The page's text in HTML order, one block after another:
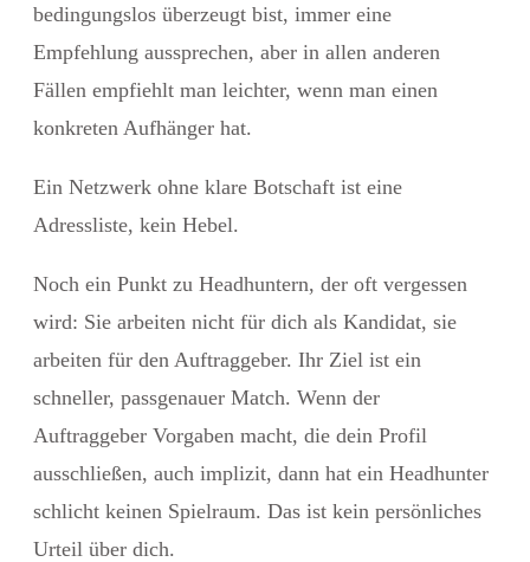
bedingungslos überzeugt bist, immer eine
Empfehlung aussprechen, aber in allen anderen
Fällen empfiehlt man leichter, wenn man einen
konkreten Aufhänger hat.
Ein Netzwerk ohne klare Botschaft ist eine
Adressliste, kein Hebel.
Noch ein Punkt zu Headhuntern, der oft vergessen
wird: Sie arbeiten nicht für dich als Kandidat, sie
arbeiten für den Auftraggeber. Ihr Ziel ist ein
schneller, passgenauer Match. Wenn der
Auftraggeber Vorgaben macht, die dein Profil
ausschließen, auch implizit, dann hat ein Headhunter
schlicht keinen Spielraum. Das ist kein persönliches
Urteil über dich.